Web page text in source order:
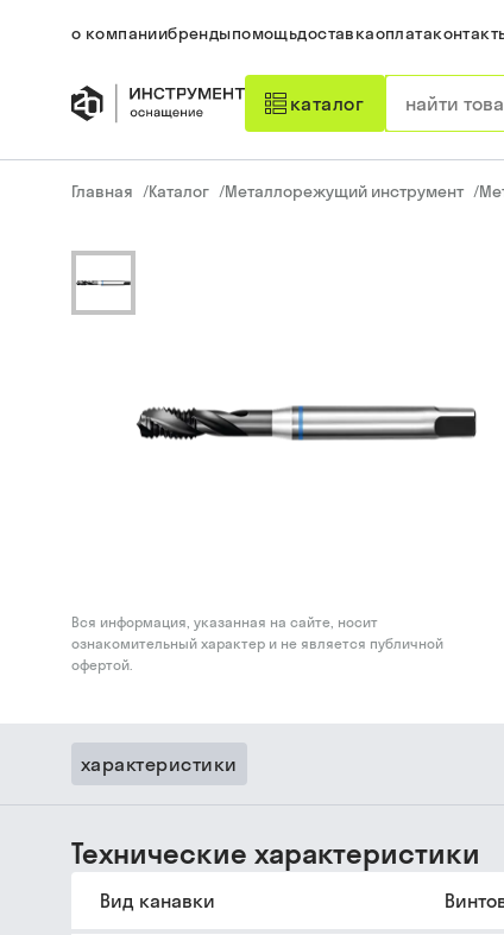
о компаниибрендыпомощьдоставкаоплата
каталог
Главная /Каталог /Металлорежущий инструмент /
Вся информация, указанная на сайте, носит
ознакомительный характер и не является публичной
офертой.
характеристики
Технические характеристики
Вид канавки